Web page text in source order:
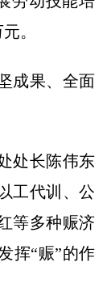
。
成果、全面
处长陈伟东
工代训、公
等多种赈济
挥“赈”的作